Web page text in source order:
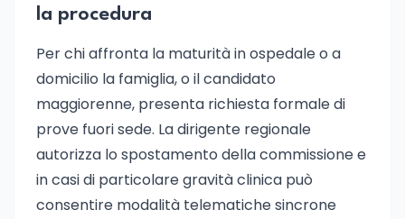
la procedura
Per chi affronta la maturità in ospedale o a
domicilio la famiglia, o il candidato
maggiorenne, presenta richiesta formale di
prove fuori sede. La dirigente regionale
autorizza lo spostamento della commissione e
in casi di particolare gravità clinica può
consentire modalità telematiche sincrone